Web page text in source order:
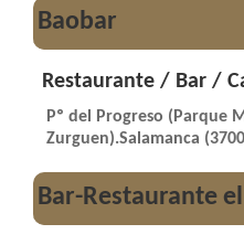
Baobar
Restaurante / Bar /
Pº del Progreso (Parque
Zurguen).Salamanca
Bar-Restaurante